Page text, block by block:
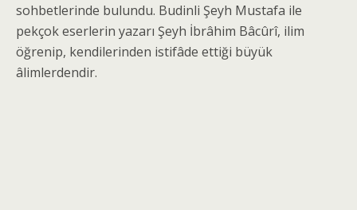
sohbetlerinde bulundu. Budinli Şeyh Mustafa ile
pekçok eserlerin yazarı Şeyh İbrâhim Bâcûrî, ilim
öğrenip, kendilerinden istifâde ettiği büyük
âlimlerdendir.